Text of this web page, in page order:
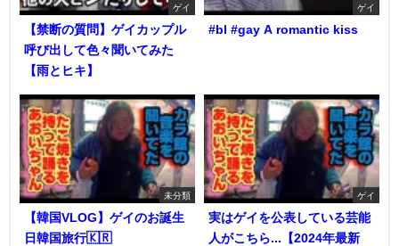
ゲイ
【禁断の質問】ゲイカップル
呼び出して色々聞いてみた
【雨とヒキ】
ゲイ
#bl #gay A romantic kiss
未分類
【韓国VLOG】ゲイのお誕生
日韓国旅行🇰🇷
ゲイ
実はゲイを公表している芸能
人がこちら...【2024年最新